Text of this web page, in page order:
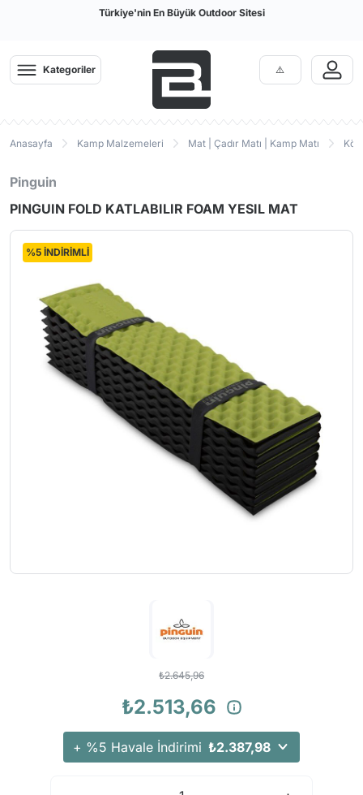
Türkiye'nin En Büyük Outdoor Sitesi
Kategoriler
Anasayfa Kamp Malzemeleri Mat | Çadır Matı | Kamp Matı
Pinguin
PINGUIN FOLD KATLABILIR FOAM YESIL MAT
%5 İNDİRİMLİ
₺2.645,96
₺2.513,66
+ %5 Havale İndirimi ₺2.387,98